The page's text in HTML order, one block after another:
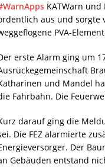
KATWarn
aus und sorgte
PVA-
erste Alarm ging um
und Mandel
Fahrbahn. Die
darauf ging die
Die FEZ alarmierte
Der
Gebäuden entstand